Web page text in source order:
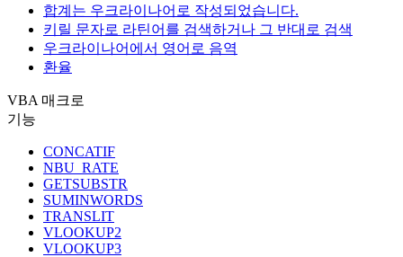
합계는 우크라이나어로 작성되었습니다.
키릴 문자로 라틴어를 검색하거나 그 반대로 검색
우크라이나어에서 영어로 음역
환율
VBA 매크로
기능
CONCATIF
NBU_RATE
GETSUBSTR
SUMINWORDS
TRANSLIT
VLOOKUP2
VLOOKUP3